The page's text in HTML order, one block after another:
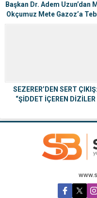
Başkan Dr. Adem Uzun’dan
Okçumuz Mete Gazoz’a
SEZERER’DEN SERT ÇIKIŞ:
“ŞİDDET İÇEREN DİZİLER